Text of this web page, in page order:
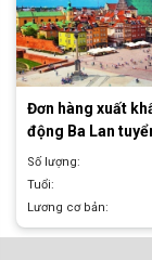
Đơn hàng xuất
động Ba Lan
Số lượng:
Tuổi:
Lương cơ bản: